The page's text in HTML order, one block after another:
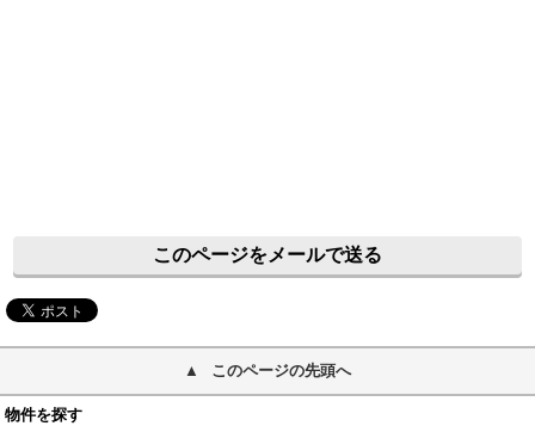
このページをメールで送る
このページの先頭へ
物件を探す